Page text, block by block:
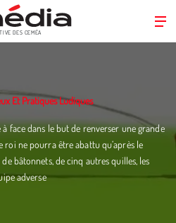
DES CEMÉA
Et Pratiques Ludiques
face dans le but de renverser une grande
roi ne pourra être abattu qu’après le
bâtonnets, de cinq autres quilles, les
adverse